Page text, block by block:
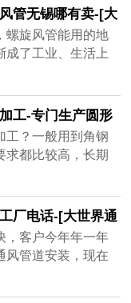
态，比如客户要求
实际到手可能是0.6
格实惠，在实际使
状况，运送带粉尘
管无锡哪有卖-[大
螺旋风管能用的地
成了工业、生活上
但是质量可能比不
界通风作为行业内
精的品质顺应客户
的要求。
工-专门生产圆形
世界通风]
工？一般用到角钢
求都比较高，长期
厂电话-[大世界通
，客户今年年一年
风管道安装，现在